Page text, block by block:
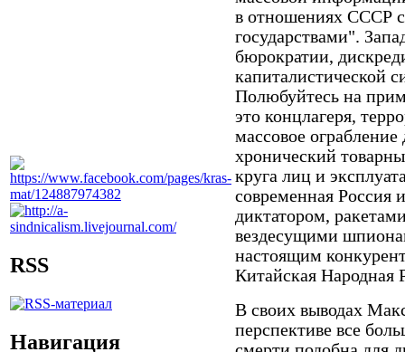
RSS
Навигация
в отношениях СССР
государствами".
бюрократии,
капиталистической
Полюбуйтесь на
это концлагеря,
массовое
хронический
круга лиц и
современная Россия
диктатором,
вездесущими
настоящим
Китайская Народная
В своих выводах
перспективе все